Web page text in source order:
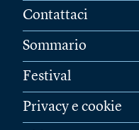
Contattaci
Sommario
Festival
Privacy e cookie